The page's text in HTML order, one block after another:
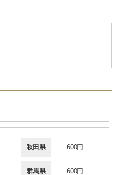
秋田県 600円
群馬県 600円